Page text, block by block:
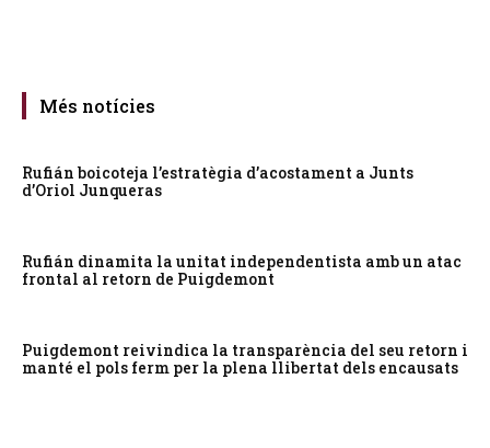
Més notícies
Rufián boicoteja l’estratègia d’acostament a Junts
d’Oriol Junqueras
Rufián dinamita la unitat independentista amb un atac
frontal al retorn de Puigdemont
Puigdemont reivindica la transparència del seu retorn i
manté el pols ferm per la plena llibertat dels encausats